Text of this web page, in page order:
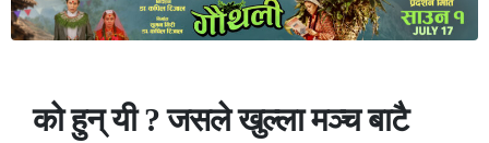
को हुन् यी ? जसले खुल्ला मञ्च बाटै